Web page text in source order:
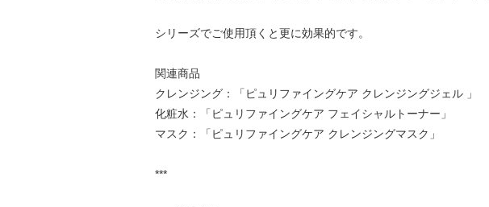
シリーズでご使用頂くと更に効果的です。
関連商品
クレンジング：
「ピュリファイングケア クレンジングジェル 」
化粧水：
「ピュリファイングケア フェイシャルトーナー」
マスク：
「ピュリファイングケア クレンジングマスク」
***